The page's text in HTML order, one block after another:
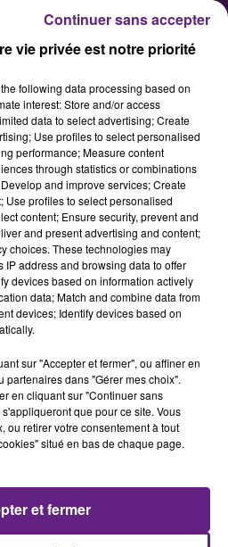
à l'ami
à l’âge de
le 20 février
contre la
une vive
19h00 par Franck Pelloux
vie privée est notre priorité
following data processing based on
interest: Store and/or access
data to select advertising; Create
Use profiles to select personalised
performance; Measure content
through statistics or combinations
and improve services; Create
Use profiles to select personalised
content; Ensure security, prevent and
and present advertising and content;
choices. These technologies may
address and browsing data to offer
devices based on information actively
data; Match and combine data from
devices; Identify devices based on
sur "Accepter et fermer", ou affiner en
partenaires dans "Gérer mes choix".
en cliquant sur "Continuer sans
que pour ce site. Vous
ou retirer votre consentement à tout
situé en bas de chaque page.
et fermer
Continuer sans accepter